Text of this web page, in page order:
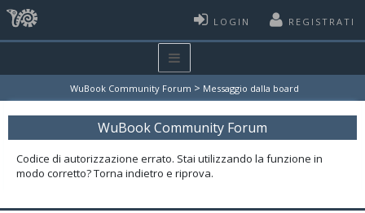
LOGIN REGISTRATI
WuBook Community Forum > Messaggio dalla board
WuBook Community Forum
Codice di autorizzazione errato. Stai utilizzando la funzione in
modo corretto? Torna indietro e riprova.